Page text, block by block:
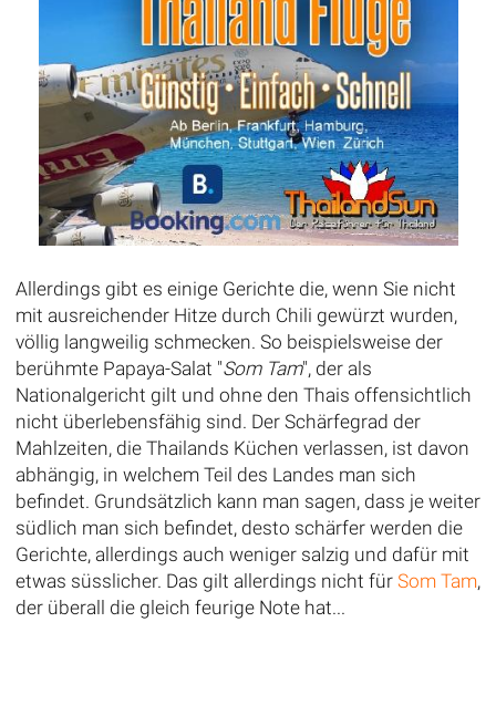
Allerdings gibt es einige Gerichte die, wenn Sie nicht
mit ausreichender Hitze durch Chili gewürzt wurden,
völlig langweilig schmecken. So beispielsweise der
berühmte Papaya-Salat "Som Tam", der als
Nationalgericht gilt und ohne den Thais offensichtlich
nicht überlebensfähig sind. Der Schärfegrad der
Mahlzeiten, die Thailands Küchen verlassen, ist davon
abhängig, in welchem Teil des Landes man sich
befindet. Grundsätzlich kann man sagen, dass je weiter
südlich man sich befindet, desto schärfer werden die
Gerichte, allerdings auch weniger salzig und dafür mit
etwas süsslicher. Das gilt allerdings nicht für Som Tam,
der überall die gleich feurige Note hat...